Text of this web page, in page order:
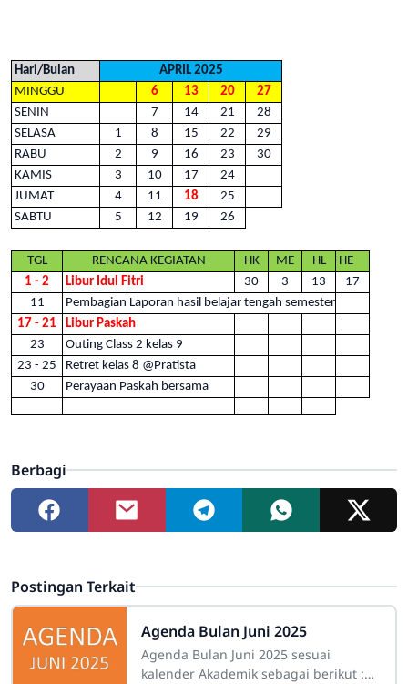
Hari/Bulan
APRIL 2025
MINGGU
6 13 20
27
SENIN
7 14 21
28
SELASA
1 8 15 22
29
RABU
2 9 16 23
30
KAMIS
3 10 17
24
JUMAT
4 11 18
25
SABTU
5 12 19 26
TGL RENCANA KEGIATAN HK ME HL
HE
1 - 2
Libur Idul Fitri 30 3 13
17
11
Pembagian Laporan hasil belajar tengah semester
17 - 21
Libur Paskah
23
Outing Class 2 kelas 9
23 - 25
Retret kelas 8 @Pratista
30
Perayaan Paskah bersama
Berbagi
Postingan Terkait
Agenda Bulan Juni 2025
Agenda Bulan Juni 2025 sesuai
kalender Akademik sebagai berikut :